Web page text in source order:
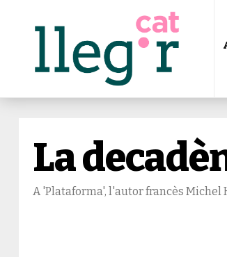
La
A 'Plataforma', l'autor francès Michel